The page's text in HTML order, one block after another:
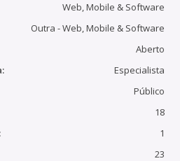
Web, Mobile & Software
Outra - Web, Mobile & Software
Aberto
Especialista
Público
18
1
23